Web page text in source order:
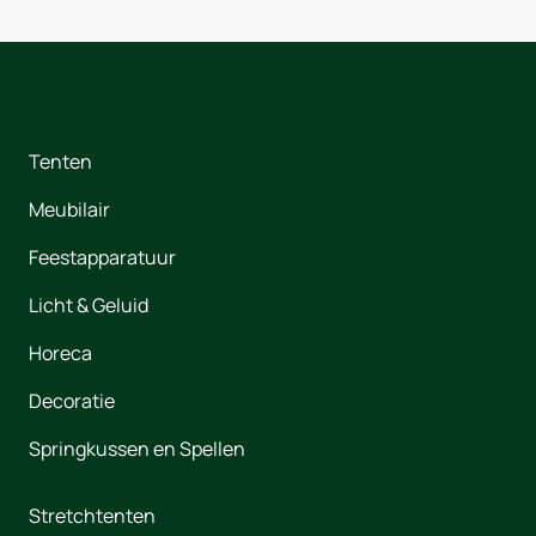
Tenten
Meubilair
Feestapparatuur
Licht & Geluid
Horeca
Decoratie
Springkussen en Spellen
Stretchtenten